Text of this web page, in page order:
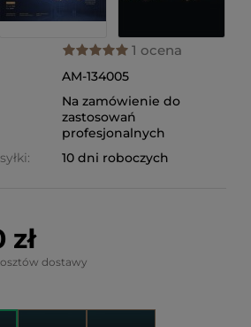
1 ocena
AM-134005
Na zamówienie do
zastosowań
profesjonalnych
10 dni roboczych
zł
dostawy